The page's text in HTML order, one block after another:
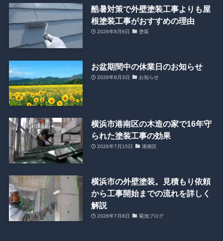
酷暑対策で外壁塗装工事よりも屋
根塗装工事がおすすめの理由
2026年8月6日 塗装
お盆期間中の休業日のお知らせ
2026年8月3日 お知らせ
横浜市港南区の木造の家で16年守
られた塗装工事の効果
2026年7月15日 港南区
横浜市の外壁塗装。見積もり依頼
から工事開始までの流れを詳しく
解説
2026年7月8日 菊池ブログ